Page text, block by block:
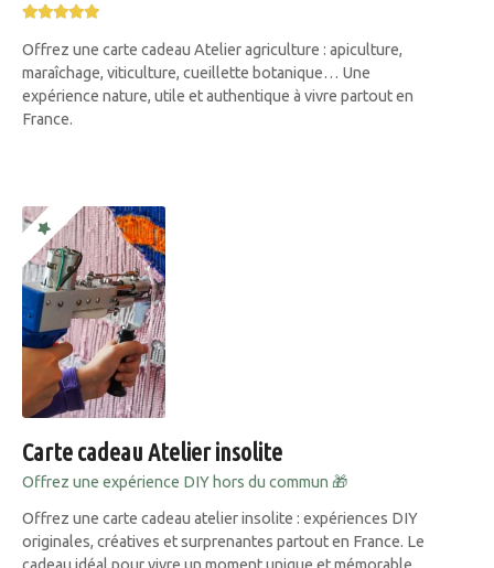
Offrez une carte cadeau Atelier agriculture : apiculture,
maraîchage, viticulture, cueillette botanique… Une
expérience nature, utile et authentique à vivre partout en
France.
Carte cadeau Atelier insolite
Offrez une expérience DIY hors du commun 🎁
Offrez une carte cadeau atelier insolite : expériences DIY
originales, créatives et surprenantes partout en France. Le